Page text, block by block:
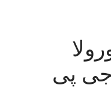
Motorola GP919 جی پی